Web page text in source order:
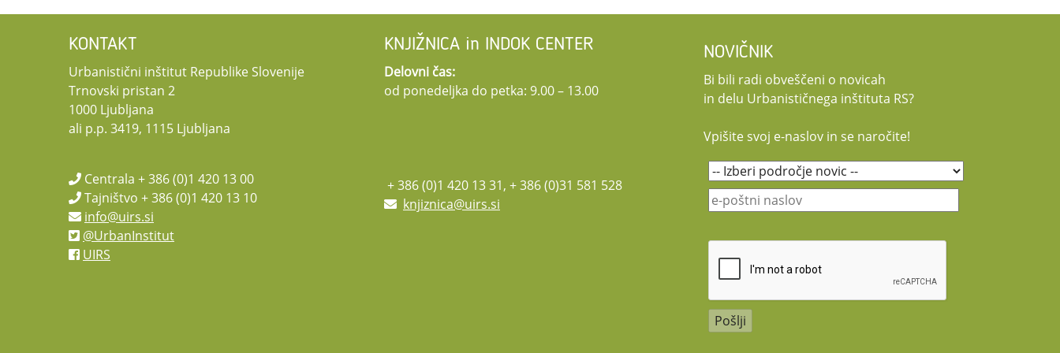
KONTAKT
Urbanistični inštitut Republike Slovenije
Trnovski pristan 2
1000 Ljubljana
ali p.p. 3419, 1115 Ljubljana
Centrala + 386 (0)1 420 13 00
Tajništvo + 386 (0)1 420 13 10
info@uirs.si
@UrbanInstitut
UIRS
KNJIŽNICA in INDOK CENTER
Delovni čas:
od ponedeljka do petka: 9.00 – 13.00
+ 386 (0)1 420 13 31, + 386 (0)31 581 528
knjiznica@uirs.si
NOVIČNIK
Bi bili radi obveščeni o novicah
in delu Urbanističnega inštituta RS?
Vpišite svoj e-naslov in se naročite!